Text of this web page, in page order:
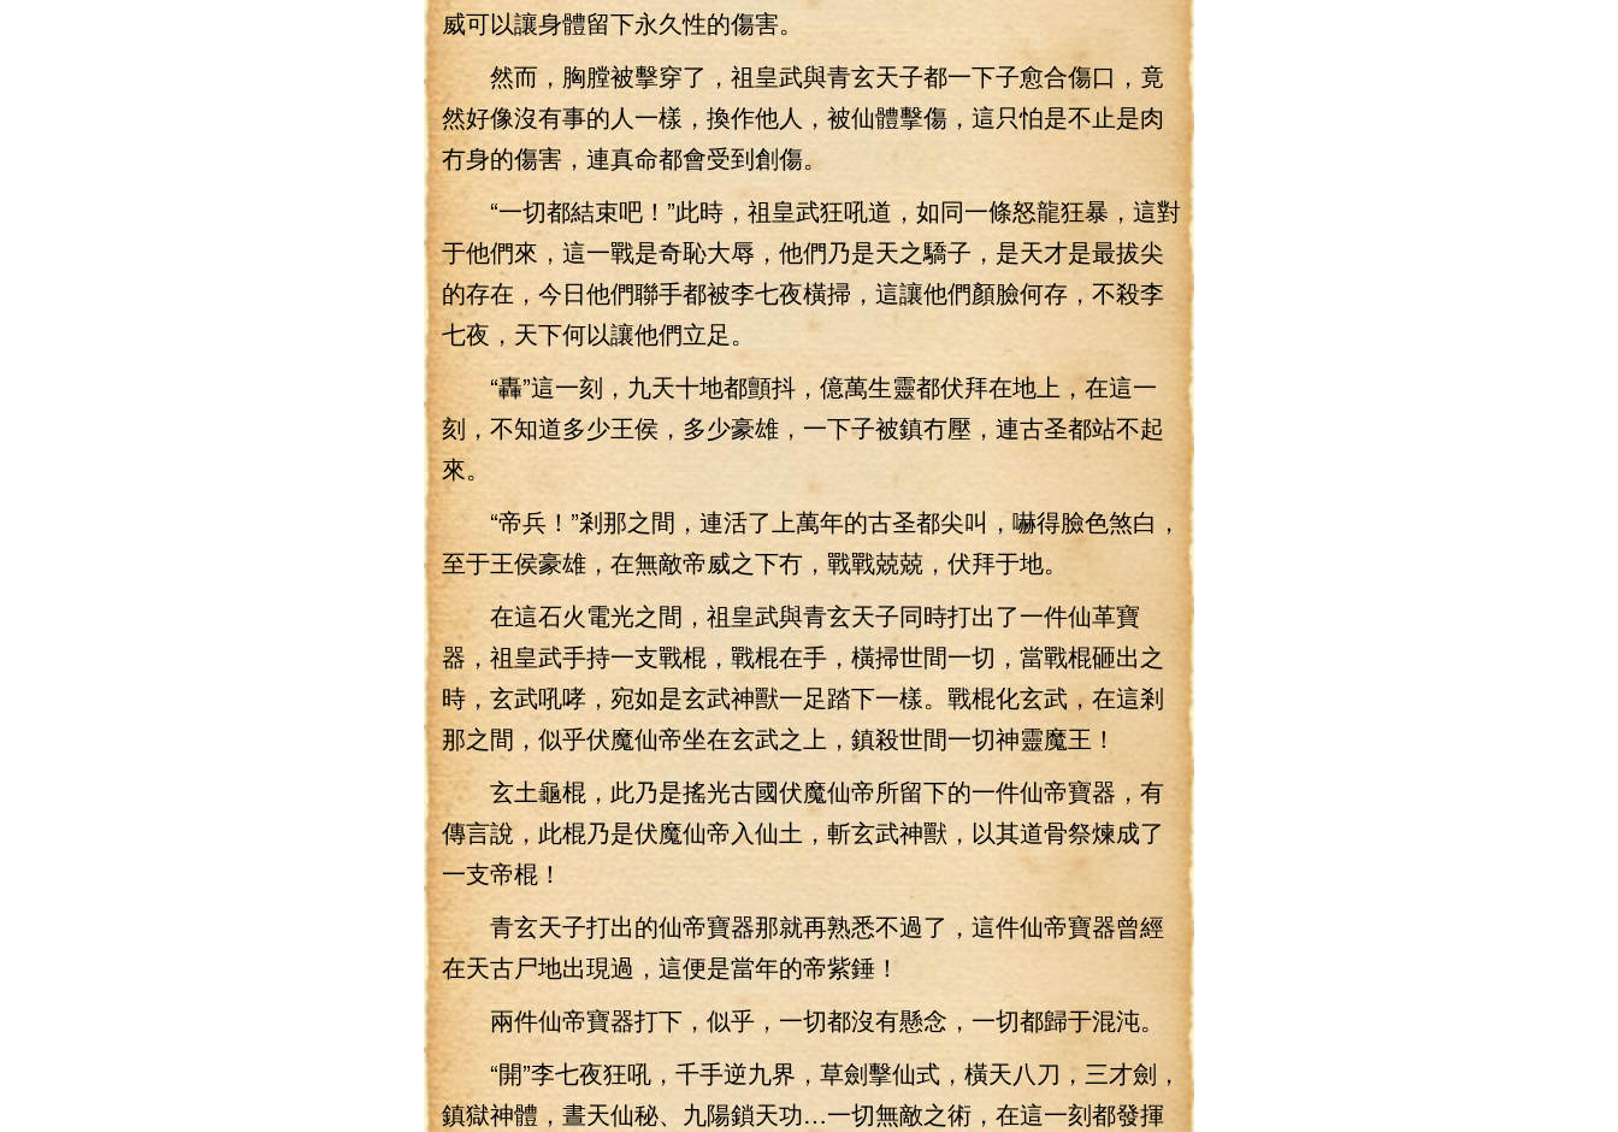
威可以讓身體留下永久性的傷害。
然而，胸膛被擊穿了，祖皇武與青玄天子都一下子愈合傷口，竟
然好像沒有事的人一樣，換作他人，被仙體擊傷，這只怕是不止是肉
冇身的傷害，連真命都會受到創傷。
“一切都結束吧！”此時，祖皇武狂吼道，如同一條怒龍狂暴，這對
于他們來，這一戰是奇恥大辱，他們乃是天之驕子，是天才是最拔尖
的存在，今日他們聯手都被李七夜橫掃，這讓他們顏臉何存，不殺李
七夜，天下何以讓他們立足。
“轟”這一刻，九天十地都顫抖，億萬生靈都伏拜在地上，在這一
刻，不知道多少王侯，多少豪雄，一下子被鎮冇壓，連古圣都站不起
來。
“帝兵！”剎那之間，連活了上萬年的古圣都尖叫，嚇得臉色煞白，
至于王侯豪雄，在無敵帝威之下冇，戰戰兢兢，伏拜于地。
在這石火電光之間，祖皇武與青玄天子同時打出了一件仙革寶
器，祖皇武手持一支戰棍，戰棍在手，橫掃世間一切，當戰棍砸出之
時，玄武吼哮，宛如是玄武神獸一足踏下一樣。戰棍化玄武，在這剎
那之間，似乎伏魔仙帝坐在玄武之上，鎮殺世間一切神靈魔王！
玄土龜棍，此乃是搖光古國伏魔仙帝所留下的一件仙帝寶器，有
傳言說，此棍乃是伏魔仙帝入仙土，斬玄武神獸，以其道骨祭煉成了
一支帝棍！
青玄天子打出的仙帝寶器那就再熟悉不過了，這件仙帝寶器曾經
在天古尸地出現過，這便是當年的帝紫錘！
兩件仙帝寶器打下，似乎，一切都沒有懸念，一切都歸于混沌。
“開”李七夜狂吼，千手逆九界，草劍擊仙式，橫天八刀，三才劍，
鎮獄神體，晝天仙秘、九陽鎖天功…一切無敵之術，在這一刻都發揮